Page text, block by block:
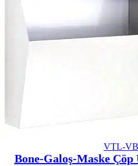
VTL-
Bone-Galoş-Maske Çöp